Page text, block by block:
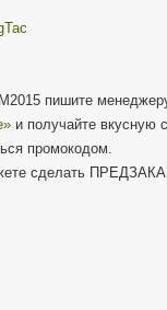
пишите
и получайте вкусную
промокодом.
сделать